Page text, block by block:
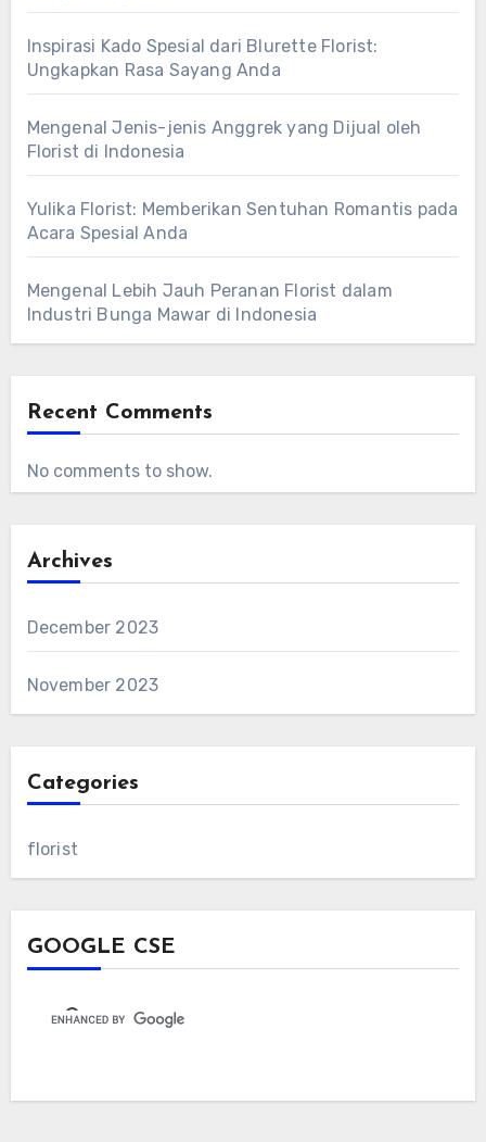
Inspirasi Kado Spesial dari Blurette Florist:
Ungkapkan Rasa Sayang Anda
Mengenal Jenis-jenis Anggrek yang Dijual oleh
Florist di Indonesia
Yulika Florist: Memberikan Sentuhan Romantis pada
Acara Spesial Anda
Mengenal Lebih Jauh Peranan Florist dalam
Industri Bunga Mawar di Indonesia
Recent Comments
No comments to show.
Archives
December 2023
November 2023
Categories
florist
GOOGLE CSE